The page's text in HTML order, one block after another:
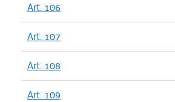
Art. 106
Art. 107
Art. 108
Art. 109